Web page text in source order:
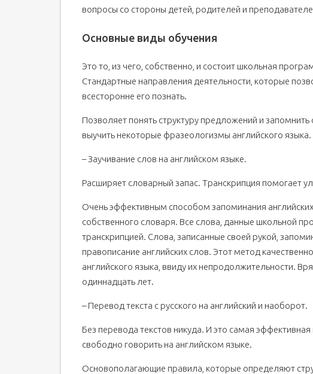
вопросы со стороны детей, родителей и
Основные виды обучения
Это то, из чего, собственно, и состоит школьная
Стандартные направления деятельности, которые
всесторонне его познать.
Позволяет понять структуру предложений и
выучить некоторые фразеологизмы английского языка.
– Заучивание слов на английском языке.
Расширяет словарный запас. Транскрипция помогает
Очень эффективным способом запоминания
собственного словаря. Все слова, данные школьной
транскрипцией. Слова, записанные своей рукой,
правописание английских слов. Этот метод
английского языка, ввиду их непродолжительности.
одиннадцать лет.
– Перевод текста с русского на английский и наоборот.
Без перевода текстов никуда. И это самая
свободно говорить на английском языке.
Основополагающие правила, которые определяют